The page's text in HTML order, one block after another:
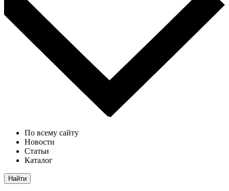
По всему сайту
Новости
Статьи
Каталог
Найти